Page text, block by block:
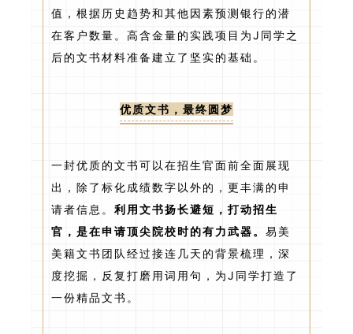
值，根据历史趋势和其他因素预测银行的潜
在客户数量。高含金量的实践项目为J同学之
后的文书材料准备建立了坚实的基础。
优质文书，最终圆梦
一封优质的文书可以在招生官面前全面展现
出，除了标化成绩数字以外的，更丰满的申
请者信息。 利用文书扬长避短，打动招生
官，是在申请顶尖院校时的有力武器。 易美
美籍文书团队经过接连几天的背景梳理，深
度挖掘，反复打磨用词用句，为J同学打造了
一份精品文书。